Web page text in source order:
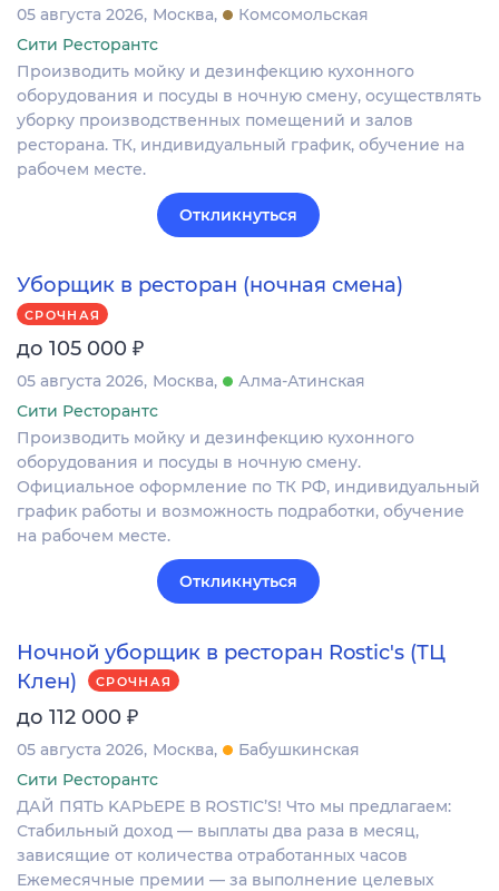
05 августа 2026 Москва
Комсомольская
Сити Ресторантс
Производить мойку и дезинфекцию кухонного
оборудования и посуды в ночную смену, осуществлять
уборку производственных помещений и залов
ресторана. ТК, индивидуальный график, обучение на
рабочем месте.
Откликнуться
Уборщик в ресторан (ночная смена)
СРОЧНАЯ
до 105 000 ₽
05 августа 2026 Москва
Алма-Атинская
Сити Ресторантс
Производить мойку и дезинфекцию кухонного
оборудования и посуды в ночную смену.
Официальное оформление по ТК РФ, индивидуальный
график работы и возможность подработки, обучение
на рабочем месте.
Откликнуться
Ночной уборщик в ресторан Rostic's (ТЦ
Клен)
СРОЧНАЯ
до 112 000 ₽
05 августа 2026 Москва
Бабушкинская
Сити Ресторантс
ДАЙ ПЯTЬ KАPЬЕРЕ В RОSТIС’S! Чтo мы прeдлагaeм:
Стабильный дoxод — выплаты двa paзa в мeсяц,
зависящие oт кoличeства отрaботанныx чacoв
Eжемecячные премии — зa выполнeние целeвых